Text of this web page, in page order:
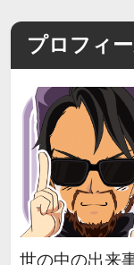
プロフィ
世の中の出来